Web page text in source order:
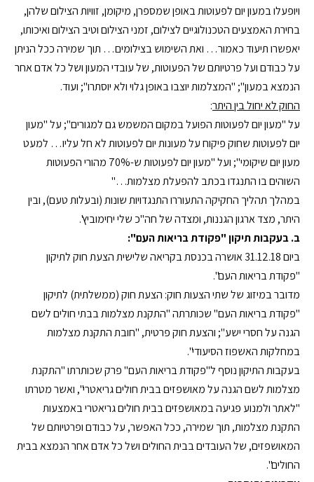
ויופעלו במעון יום לפעוטות באופן שמספרן, מיקומן, זוויות הצילום שלהן,
בחירת האמצעים הטכנולוגיים לצילום, זמני הצילום וטיב הצילום ואיכותו,
יאפשרו תיעוד כאמור… ואת השימוש בצילומים… תוך שמירה ככל הניתן
על כבודם ועל פרטיותם של הפעוטות, של עובדי המעון ושל כל אדם אחר
הנמצא במעון"; "המצלמות יוצבו באופן גלוי ולא יוסתרו"; ועוד.
החוק לא יחול בין היתר:
על "מעון יום לפעוטות הפועל במקום המשמש גם למגורים"; על "מעון
יום לפעוטות שחוק פיקוח על מעונות יום לפעוטות לא חל עליו… למעט
מעון יום שיקומי"; ועל "מעון יום לפעוטות ש-70% מהורי הפעוטות
השוהים בו התנגדו בכתב להפעלת מצלמות…"
במהלך תהליך החקיקה התעוררו התנגדויות שונות (ובעלות טעם), ובין
היתר, מצד ארגון הגננות, ומצדה של חה"כ שלי יחימוביץ'.
ב. בעקבות תיקון "פקודת בריאות העם":
ביום 31.12.18 אושרה בכנסת בקריאה שלישית הצעת חוק לתיקון
"פקודת בריאות העם".
מדובר במיזוג של שתי הצעות חוק: הצעת חוק (ממשלתית) לתיקון
"פקודת בריאות העם" שכותרתה "התקנת מצלמות בבתי חולים לשם
הגנה על חסרי ישע"; והצעת חוק פרטית, "חובת התקנת מצלמות
במחלקות האשפוז הסיעודי".
בעקבות התיקון נוסף ל"פקודת בריאות העם" פרק שכותרתו "התקנת
מצלמות לשם הגנה על מאושפזים בבית חולים גריאטרי", ואשר מטרתו
"לאתר ולמנוע פגיעה במאושפזים בבית חולים גריאטרי באמצעות
התקנת מצלמות, תוך שמירה, ככל האפשר, על כבודם ופרטיותם של
המאושפזים, של העובדים בבית החולים ושל כל אדם אחר הנמצא בבית
החולים".